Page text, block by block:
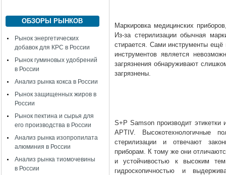
ОБЗОРЫ РЫНКОВ
Рынок энергетических
добавок для КРС в России
Рынок гуминовых удобрений
в России
Анализ рынка кокса в России
Рынок защищенных жиров в
России
Рынок пектина и сырья для
его производства в России
Анализ рынка изопропилата
алюминия в России
Анализ рынка тиомочевины
в России
Маркировка медицинских
Из-за стерилизации обычная
стирается. Сами инструменты
инструментов является
загрязнения обнаруживают
загрязнены.
S+P Samson производит
APTIV. Высокотехнологичные
стерилизации и отвечают
приборам. К тому же они
и устойчивостью к высоким
гидроскопичностью и